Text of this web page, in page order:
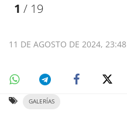
1 / 19
11 DE AGOSTO DE 2024, 23:48
GALERÍAS